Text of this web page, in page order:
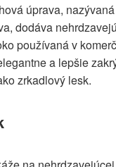
úprava,
dodáva
používaná v
a lepšie
zrkadlový lesk.